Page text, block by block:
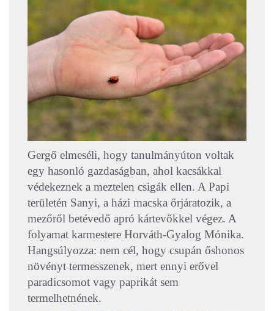
Gergő elmeséli, hogy tanulmányúton voltak
egy hasonló gazdaságban, ahol kacsákkal
védekeznek a meztelen csigák ellen. A Papi
területén Sanyi, a házi macska őrjáratozik, a
mezőről betévedő apró kártevőkkel végez. A
folyamat karmestere Horváth-Gyalog Mónika.
Hangsúlyozza: nem cél, hogy csupán őshonos
növényt termesszenek, mert ennyi erővel
paradicsomot vagy paprikát sem
termelhetnének.